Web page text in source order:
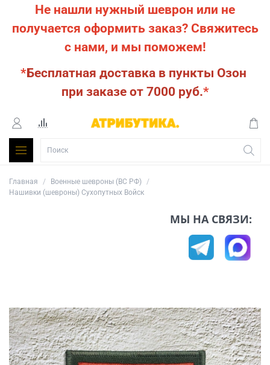
Не нашли нужный шеврон или не
получается оформить заказ? Свяжитесь
с нами, и мы поможем!
*Бесплатная доставка в пункты Озон
при заказе от 7000 руб.*
Главная
Военные шевроны (ВС РФ)
Нашивки (шевроны) Сухопутных Войск
МЫ НА СВЯЗИ: